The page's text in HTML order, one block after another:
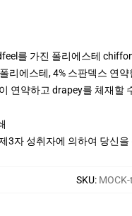
를 가진 폴리에스테
리에스테, 4% 스판덱스 연약
연약하고 drapey를 체재할
3자 성취자에 의하여 당신
SKU: